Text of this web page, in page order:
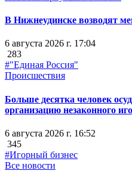
В Нижнеудинске возводят
6 августа 2026 г. 17:04
283
#"Единая Россия"
Происшествия
Больше десятка человек
организацию незаконного
6 августа 2026 г. 16:52
345
#Игорный бизнес
Все новости